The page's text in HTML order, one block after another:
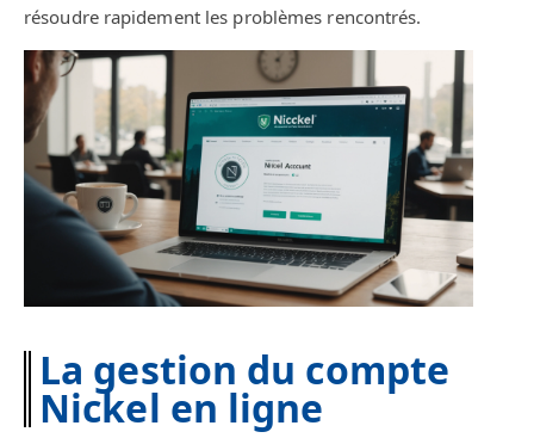
résoudre rapidement les problèmes rencontrés.
La gestion du compte
Nickel en ligne